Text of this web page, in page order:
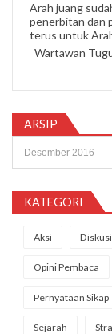
Arah juang
penerbitan dan
terus untuk
Wartawan
ARSIP
KATEGORI
Aksi Diskusi
Opini Pembaca
Pernyataan Sikap
Sejarah